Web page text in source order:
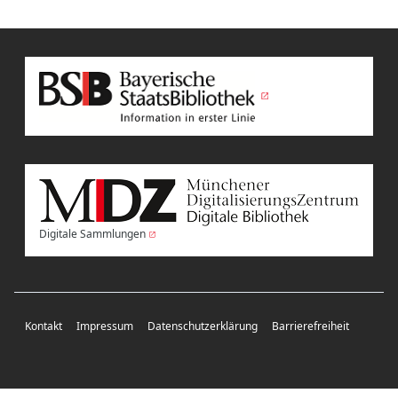
Digitale Sammlungen
Kontakt Impressum Datenschutzerklärung Barrierefreiheit